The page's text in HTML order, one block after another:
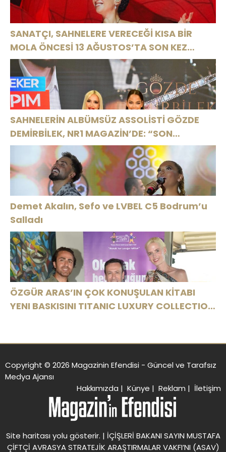
SANATÇI, SAHNELERE VERECEĞİ KISA BİR
MOLA ÖNCESİ 13 AĞUSTOS’TA SON KEZ
HARBİYE’DE OLACAK!
SAHNELERİN ALBÜMSÜZ ASSOLİSTİ GÖZDE
DEMİRBİLEK, NR1 MAGAZİN’DE: “SON
ASSOLİST OLARAK VAR OLACAĞIM!”
Demet Akalın, Sefo ve LVBEL C5 Bodrum’u
Salladı
ÖZGÜR ARAS’IN ÇOK KONUŞULAN KİTABI
YENI BASKISINI TITANIC LUXURY COLLECTION
Copyright © 2026 Magazinin Efendisi - Güncel ve Tarafsız
Medya Ajansı
Hakkımızda | Künye | Reklam | İletişim
Site haritası yolu gösterir. | İÇİŞLERİ BAKANI SAYIN MUSTAFA
ÇİFTÇİ AVRASYA STRATEJİK ARAŞTIRMALAR VAKFI’NI (ASAV)